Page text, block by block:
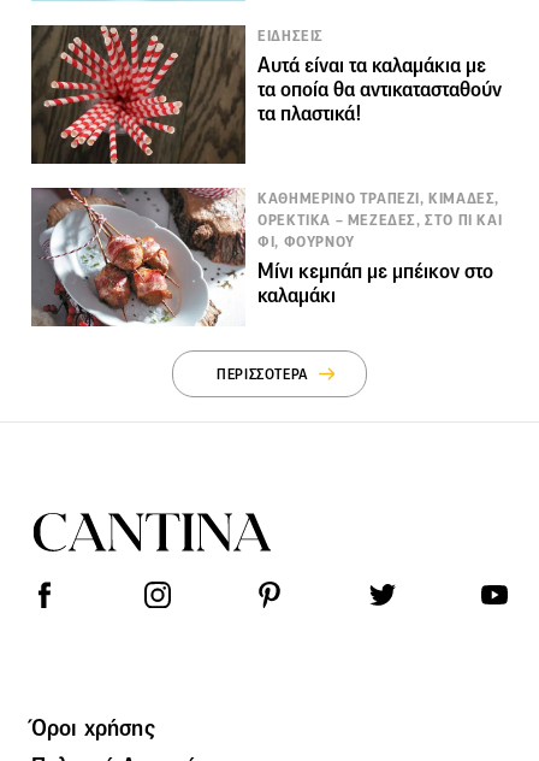
ΕΙΔΗΣΕΙΣ
Αυτά είναι τα καλαμάκια με
τα οποία θα αντικατασταθούν
τα πλαστικά!
ΚΑΘΗΜΕΡΙΝΟ ΤΡΑΠΕΖΙ, ΚΙΜΑΔΕΣ,
ΟΡΕΚΤΙΚΑ – ΜΕΖΕΔΕΣ, ΣΤΟ ΠΙ ΚΑΙ
ΦΙ, ΦΟΥΡΝΟΥ
Μίνι κεμπάπ με μπέικον στο
καλαμάκι
ΠΕΡΙΣΣΟΤΕΡΑ
Όροι χρήσης